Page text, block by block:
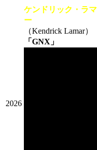
2026
ケンドリック・ラマ
ー
（Kendrick Lamar）
「GNX」